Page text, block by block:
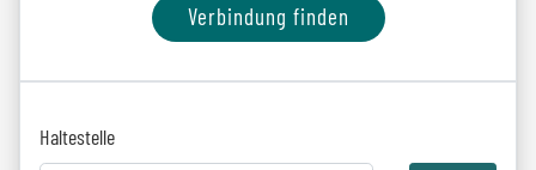
Verbindung finden
Haltestelle